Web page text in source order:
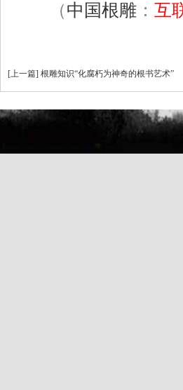
（中国根雕 ： 互
[上一篇] 根雕知识“化腐朽为神奇的根书艺术”